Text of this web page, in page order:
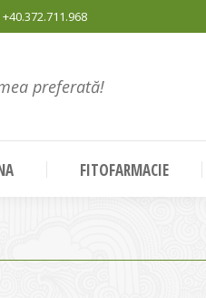
+40.372.711.968
preferată!
FITOFARMACIE